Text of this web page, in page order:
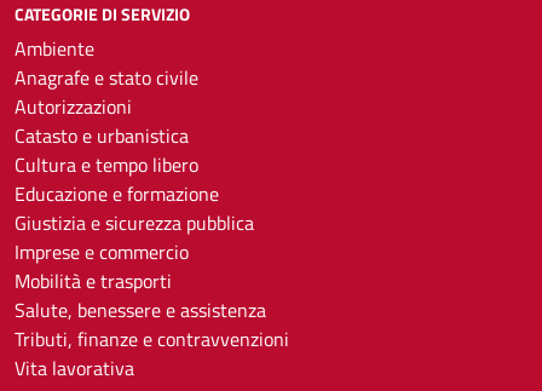
CATEGORIE DI SERVIZIO
Ambiente
Anagrafe e stato civile
Autorizzazioni
Catasto e urbanistica
Cultura e tempo libero
Educazione e formazione
Giustizia e sicurezza pubblica
Imprese e commercio
Mobilità e trasporti
Salute, benessere e assistenza
Tributi, finanze e contravvenzioni
Vita lavorativa